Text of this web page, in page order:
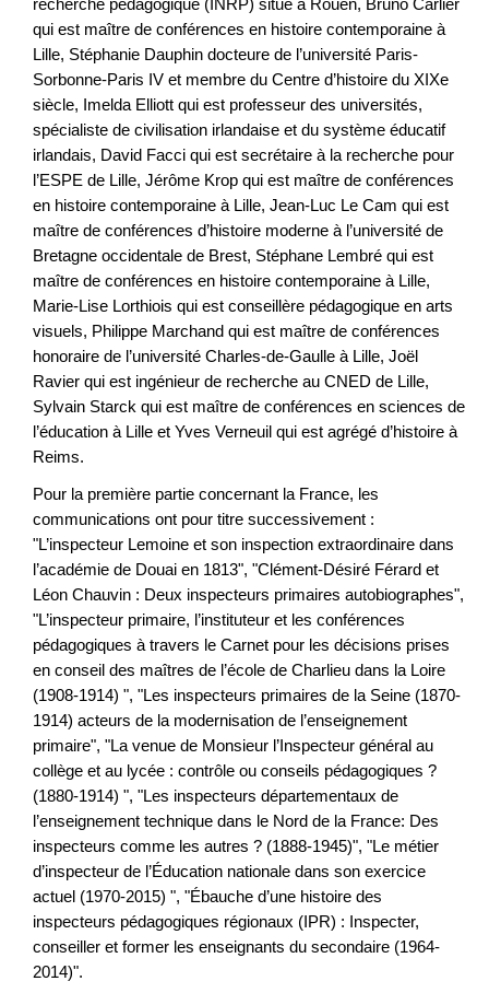
qui est maître de conférences en histoire contemporaine à
Lille, Stéphanie Dauphin docteure de l’université Paris-
Sorbonne-Paris IV et membre du Centre d’histoire du XIXe
siècle, Imelda Elliott qui est professeur des universités,
spécialiste de civilisation irlandaise et du système éducatif
irlandais, David Facci qui est secrétaire à la recherche pour
l’ESPE de Lille, Jérôme Krop qui est maître de conférences
en histoire contemporaine à Lille, Jean-Luc Le Cam qui est
maître de conférences d’histoire moderne à l’université de
Bretagne occidentale de Brest, Stéphane Lembré qui est
maître de conférences en histoire contemporaine à Lille,
Marie-Lise Lorthiois qui est conseillère pédagogique en arts
visuels, Philippe Marchand qui est maître de conférences
honoraire de l’université Charles-de-Gaulle à Lille, Joël
Ravier qui est ingénieur de recherche au CNED de Lille,
Sylvain Starck qui est maître de conférences en sciences de
l’éducation à Lille et Yves Verneuil qui est agrégé d’histoire à
Reims.
Pour la première partie concernant la France, les
communications ont pour titre successivement :
"L’inspecteur Lemoine et son inspection extraordinaire dans
l’académie de Douai en 1813", "Clément-Désiré Férard et
Léon Chauvin : Deux inspecteurs primaires autobiographes",
"L’inspecteur primaire, l’instituteur et les conférences
pédagogiques à travers le Carnet pour les décisions prises
en conseil des maîtres de l’école de Charlieu dans la Loire
(1908-1914) ", "Les inspecteurs primaires de la Seine (1870-
1914) acteurs de la modernisation de l’enseignement
primaire", "La venue de Monsieur l’Inspecteur général au
collège et au lycée : contrôle ou conseils pédagogiques ?
(1880-1914) ", "Les inspecteurs départementaux de
l’enseignement technique dans le Nord de la France: Des
inspecteurs comme les autres ? (1888-1945)", "Le métier
d’inspecteur de l’Éducation nationale dans son exercice
actuel (1970-2015) ", "Ébauche d’une histoire des
inspecteurs pédagogiques régionaux (IPR) : Inspecter,
conseiller et former les enseignants du secondaire (1964-
2014)".